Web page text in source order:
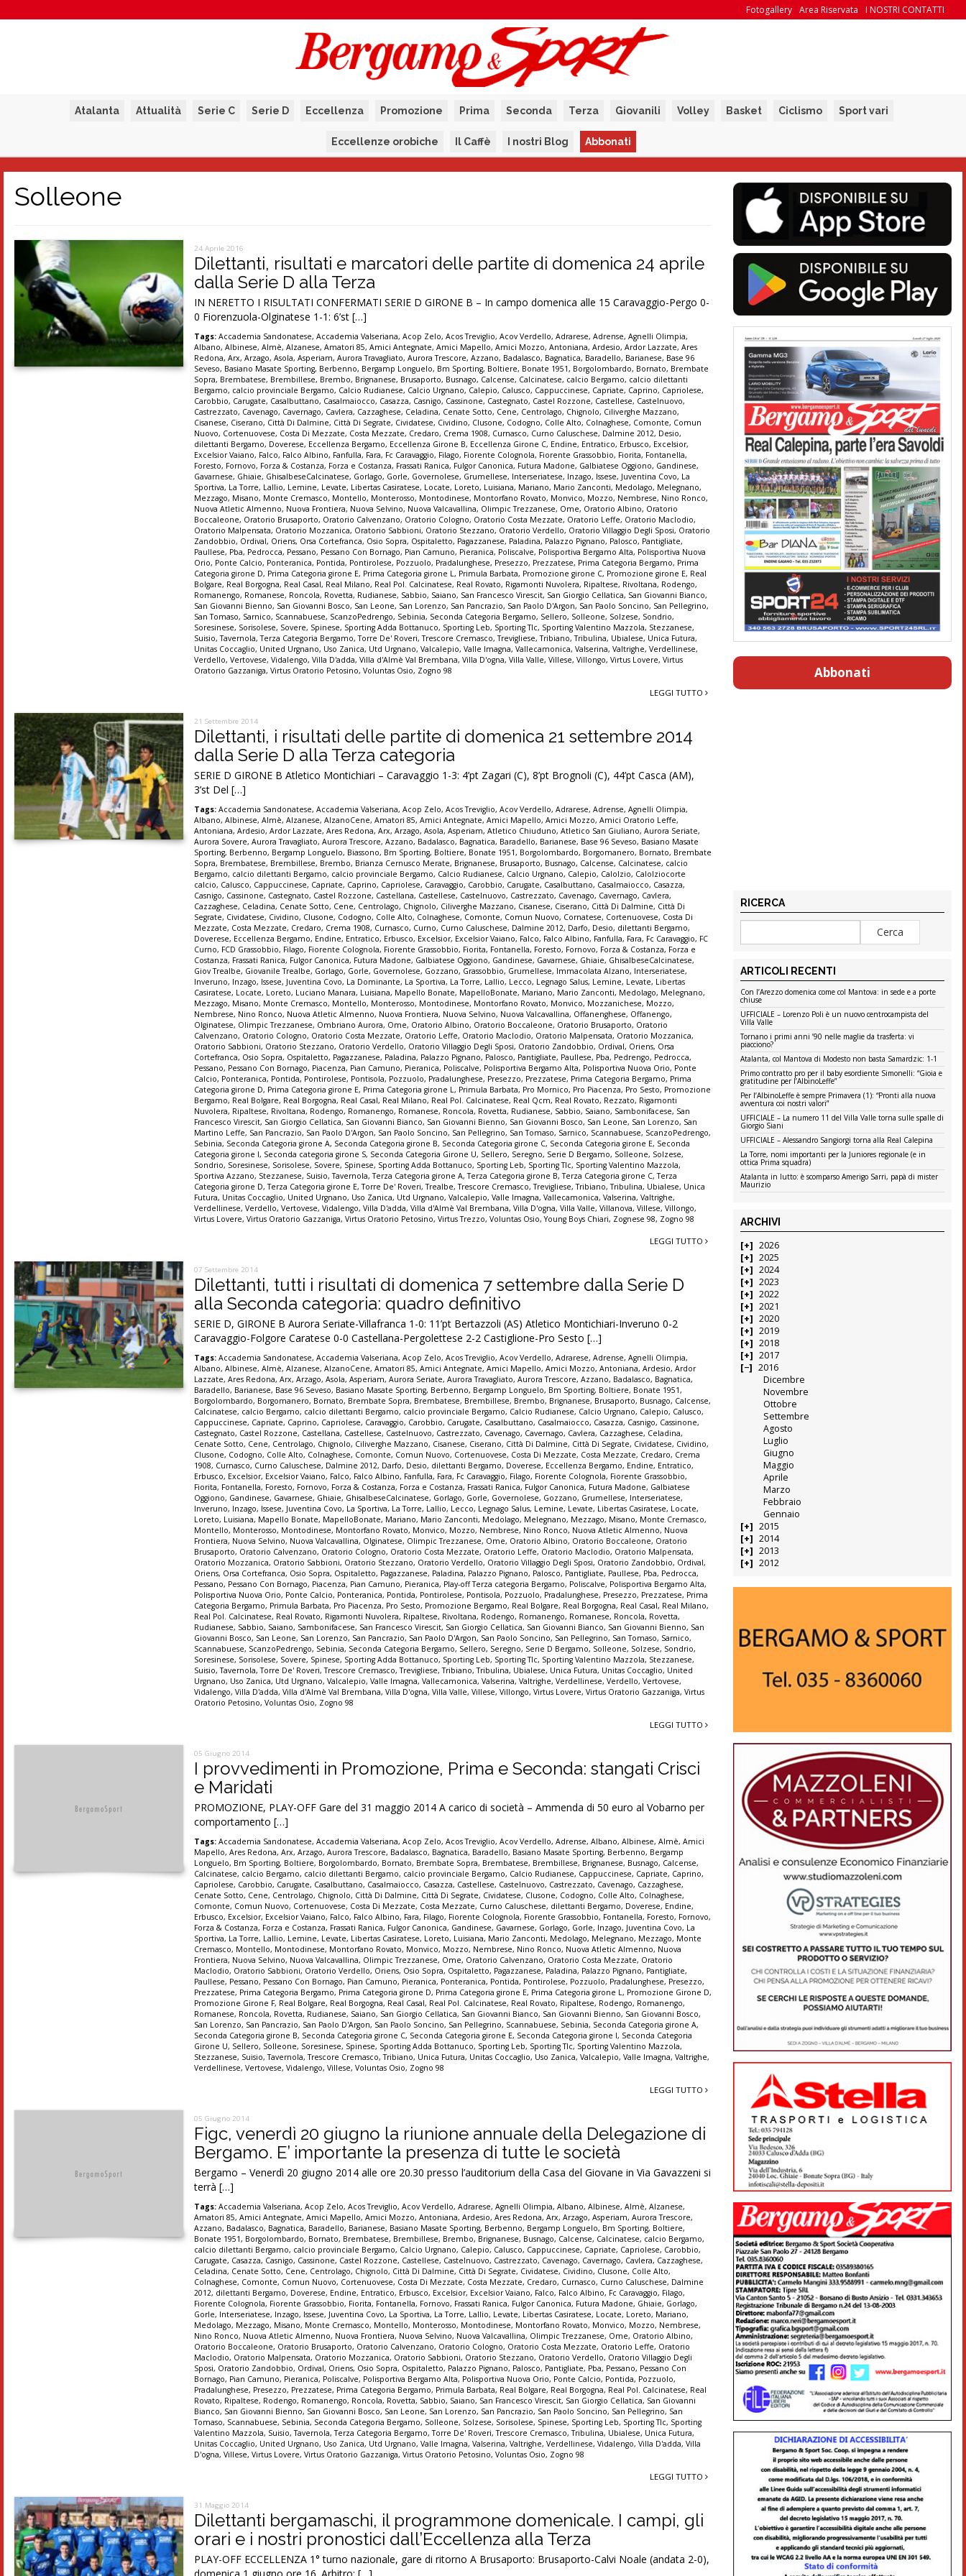
I NOSTRI CONTATTI
Area Riservata
Fotogallery
Atalanta Attualità Serie C Serie D Eccellenza Promozione Prima Seconda Terza Giovanili Volley Basket Ciclismo Sport vari
Eccellenze orobiche Il Caffè I nostri Blog Abbonati
Solleone
24 Aprile 2016
Dilettanti, risultati e marcatori delle partite di domenica 24 aprile
dalla Serie D alla Terza
IN NERETTO I RISULTATI CONFERMATI SERIE D GIRONE B – In campo domenica alle 15 Caravaggio-Pergo 0-
0 Fiorenzuola-Olginatese 1-1: 6’st […]
Tags: Accademia Sandonatese,Accademia Valseriana,Acop Zelo,Acos Treviglio,Acov Verdello,Adrarese,Adrense,Agnelli Olimpia,
Albano,Albinese,Almè,Alzanese,Amatori 85,Amici Antegnate,Amici Mapello,Amici Mozzo,Antoniana,Ardesio,Ardor Lazzate,Ares
Redona,Arx,Arzago,Asola,Asperiam,Aurora Travagliato,Aurora Trescore,Azzano, Badalasco, Bagnatica, Baradello, Barianese, Base 96
Seveso, Basiano Masate Sporting, Berbenno, Bergamp Longuelo, Bm Sporting, Boltiere, Bonate 1951, Borgolombardo, Bornato, Brembate
Sopra, Brembatese, Brembillese, Brembo, Brignanese, Brusaporto, Busnago, Calcense, Calcinatese, calcio Bergamo, calcio dilettanti
Bergamo, calcio provinciale Bergamo, Calcio Rudianese, Calcio Urgnano, Calepio, Calusco, Cappuccinese, Capriate, Caprino, Capriolese,
Carobbio, Carugate, Casalbuttano, Casalmaiocco, Casazza, Casnigo, Cassinone, Castegnato, Castel Rozzone, Castellese, Castelnuovo,
Castrezzato, Cavenago, Cavernago, Cavlera, Cazzaghese, Celadina, Cenate Sotto, Cene, Centrolago, Chignolo, Ciliverghe Mazzano,
Cisanese, Ciserano, Città Di Dalmine, Città Di Segrate, Cividatese, Cividino, Clusone, Codogno, Colle Alto, Colnaghese, Comonte, Comun
Nuovo, Cortenuovese, Costa Di Mezzate, Costa Mezzate, Credaro, Crema 1908, Curnasco, Curno Caluschese, Dalmine 2012, Desio,
dilettanti Bergamo, Doverese, Eccellenza Bergamo, Eccellenza Girone B, Eccellenza Girone C, Endine, Entratico, Erbusco, Excelsior,
Excelsior Vaiano, Falco, Falco Albino, Fanfulla, Fara, Fc Caravaggio, Filago, Fiorente Colognola, Fiorente Grassobbio, Fiorita, Fontanella,
Foresto, Fornovo, Forza & Costanza, Forza e Costanza, Frassati Ranica, Fulgor Canonica, Futura Madone, Galbiatese Oggiono, Gandinese,
Gavarnese, Ghiaie, GhisalbeseCalcinatese, Gorlago, Gorle, Governolese, Grumellese, Interseriatese, Inzago, Issese, Juventina Covo, La
Sportiva, La Torre, Lallio, Lemine, Levate, Libertas Casiratese, Locate, Loreto, Luisiana, Mariano, Mario Zanconti, Medolago, Melegnano,
Mezzago, Misano, Monte Cremasco, Montello, Monterosso, Montodinese, Montorfano Rovato, Monvico, Mozzo, Nembrese, Nino Ronco,
Nuova Atletic Almenno, Nuova Frontiera, Nuova Selvino, Nuova Valcavallina, Olimpic Trezzanese, Ome, Oratorio Albino, Oratorio
Boccaleone, Oratorio Brusaporto, Oratorio Calvenzano, Oratorio Cologno, Oratorio Costa Mezzate, Oratorio Leffe, Oratorio Maclodio,
Oratorio Malpensata, Oratorio Mozzanica, Oratorio Sabbioni, Oratorio Stezzano, Oratorio Verdello, Oratorio Villaggio Degli Sposi, Oratorio
Zandobbio, Ordival, Oriens, Orsa Cortefranca, Osio Sopra, Ospitaletto, Pagazzanese, Paladina, Palazzo Pignano, Palosco, Pantigliate,
Paullese, Pba, Pedrocca, Pessano, Pessano Con Bornago, Pian Camuno, Pieranica, Poliscalve, Polisportiva Bergamo Alta, Polisportiva Nuova
Orio, Ponte Calcio, Ponteranica, Pontida, Pontirolese, Pozzuolo, Pradalunghese, Presezzo, Prezzatese, Prima Categoria Bergamo, Prima
Categoria girone D, Prima Categoria girone E, Prima Categoria girone L, Primula Barbata, Promozione girone C, Promozione girone E, Real
Bolgare, Real Borgogna, Real Casal, Real Milano, Real Pol. Calcinatese, Real Rovato, Rigamonti Nuvolera, Ripaltese, Rivoltana, Rodengo,
Romanengo, Romanese, Roncola, Rovetta, Rudianese, Sabbio, Saiano, San Francesco Virescit, San Giorgio Cellatica, San Giovanni Bianco,
San Giovanni Bienno, San Giovanni Bosco, San Leone, San Lorenzo, San Pancrazio, San Paolo D'Argon, San Paolo Soncino, San Pellegrino,
San Tomaso, Sarnico, Scannabuese, ScanzoPedrengo, Sebinia, Seconda Categoria Bergamo, Sellero, Solleone, Solzese, Sondrio,
Soresinese, Sorisolese, Sovere, Spinese, Sporting Adda Bottanuco, Sporting Leb, Sporting Tlc, Sporting Valentino Mazzola, Stezzanese,
Suisio,Tavernola,Terza Categoria Bergamo,Torre De' Roveri,Trescore Cremasco,Trevigliese,Tribiano,Tribulina, Ubialese, Unica Futura,
Unitas Coccaglio, United Urgnano, Uso Zanica, Utd Urgnano,Valcalepio,Valle Imagna,Vallecamonica,Valserina,Valtrighe,Verdellinese,
Verdello,Vertovese,Vidalengo,Villa D'adda,Villa d'Almè Val Brembana,Villa D'ogna,Villa Valle,Villese,Villongo,Virtus Lovere,Virtus
Oratorio Gazzaniga,Virtus Oratorio Petosino,Voluntas Osio, Zogno 98
LEGGI TUTTO
21 Settembre 2014
Dilettanti, i risultati delle partite di domenica 21 settembre 2014
dalla Serie D alla Terza categoria
SERIE D GIRONE B Atletico Montichiari – Caravaggio 1-3: 4’pt Zagari (C), 8’pt Brognoli (C), 44’pt Casca (AM),
3’st Del […]
Tags: Accademia Sandonatese,Accademia Valseriana,Acop Zelo,Acos Treviglio,Acov Verdello,Adrarese,Adrense,Agnelli Olimpia,
Albano,Albinese,Almè,Alzanese,AlzanoCene,Amatori 85,Amici Antegnate,Amici Mapello,Amici Mozzo,Amici Oratorio Leffe,
Antoniana,Ardesio,Ardor Lazzate,Ares Redona,Arx,Arzago,Asola,Asperiam,Atletico Chiuduno,Atletico San Giuliano,Aurora Seriate,
Aurora Sovere,Aurora Travagliato,Aurora Trescore,Azzano, Badalasco, Bagnatica, Baradello, Barianese, Base 96 Seveso, Basiano Masate
Sporting, Berbenno, Bergamp Longuelo, Biassono, Bm Sporting, Boltiere, Bonate 1951, Borgolombardo, Borgomanero, Bornato, Brembate
Sopra, Brembatese, Brembillese, Brembo, Brianza Cernusco Merate, Brignanese, Brusaporto, Busnago, Calcense, Calcinatese, calcio
Bergamo, calcio dilettanti Bergamo, calcio provinciale Bergamo, Calcio Rudianese, Calcio Urgnano, Calepio, Calolzio, Calolziocorte
calcio, Calusco, Cappuccinese, Capriate, Caprino, Capriolese, Caravaggio, Carobbio, Carugate, Casalbuttano, Casalmaiocco, Casazza,
Casnigo, Cassinone, Castegnato, Castel Rozzone, Castellana, Castellese, Castelnuovo, Castrezzato, Cavenago, Cavernago, Cavlera,
Cazzaghese, Celadina, Cenate Sotto, Cene, Centrolago, Chignolo, Ciliverghe Mazzano, Cisanese, Ciserano, Città Di Dalmine, Città Di
Segrate, Cividatese, Cividino, Clusone, Codogno, Colle Alto, Colnaghese, Comonte, Comun Nuovo, Cornatese, Cortenuovese, Costa Di
Mezzate, Costa Mezzate, Credaro, Crema 1908, Curnasco, Curno, Curno Caluschese, Dalmine 2012, Darfo, Desio, dilettanti Bergamo,
Doverese, Eccellenza Bergamo, Endine, Entratico, Erbusco, Excelsior, Excelsior Vaiano, Falco, Falco Albino, Fanfulla, Fara, Fc Caravaggio, FC
Curno, FCD Grassobbio, Filago, Fiorente Colognola, Fiorente Grassobbio, Fiorita, Fontanella, Foresto, Fornovo, Forza & Costanza, Forza e
Costanza, Frassati Ranica, Fulgor Canonica, Futura Madone, Galbiatese Oggiono, Gandinese, Gavarnese, Ghiaie, GhisalbeseCalcinatese,
Giov Trealbe, Giovanile Trealbe, Gorlago, Gorle, Governolese, Gozzano, Grassobbio, Grumellese, Immacolata Alzano, Interseriatese,
Inveruno, Inzago, Issese, Juventina Covo, La Dominante, La Sportiva, La Torre, Lallio, Lecco, Legnago Salus, Lemine, Levate, Libertas
Casiratese, Locate, Loreto, Luciano Manara, Luisiana, Mapello Bonate, MapelloBonate, Mariano, Mario Zanconti, Medolago, Melegnano,
Mezzago, Misano, Monte Cremasco, Montello, Monterosso, Montodinese, Montorfano Rovato, Monvico, Mozzanichese, Mozzo,
Nembrese, Nino Ronco, Nuova Atletic Almenno, Nuova Frontiera, Nuova Selvino, Nuova Valcavallina, Offanenghese, Offanengo,
Olginatese, Olimpic Trezzanese, Ombriano Aurora, Ome, Oratorio Albino, Oratorio Boccaleone, Oratorio Brusaporto, Oratorio
Calvenzano, Oratorio Cologno, Oratorio Costa Mezzate, Oratorio Leffe, Oratorio Maclodio, Oratorio Malpensata, Oratorio Mozzanica,
Oratorio Sabbioni, Oratorio Stezzano, Oratorio Verdello, Oratorio Villaggio Degli Sposi, Oratorio Zandobbio, Ordival, Oriens, Orsa
Cortefranca, Osio Sopra, Ospitaletto, Pagazzanese, Paladina, Palazzo Pignano, Palosco, Pantigliate, Paullese, Pba, Pedrengo, Pedrocca,
Pessano, Pessano Con Bornago, Piacenza, Pian Camuno, Pieranica, Poliscalve, Polisportiva Bergamo Alta, Polisportiva Nuova Orio, Ponte
Calcio, Ponteranica, Pontida, Pontirolese, Pontisola, Pozzuolo, Pradalunghese, Presezzo, Prezzatese, Prima Categoria Bergamo, Prima
Categoria girone D, Prima Categoria girone E, Prima Categoria girone L, Primula Barbata, Pro Mornico, Pro Piacenza, Pro Sesto, Promozione
Bergamo, Real Bolgare, Real Borgogna, Real Casal, Real Milano, Real Pol. Calcinatese, Real Qcm, Real Rovato, Rezzato, Rigamonti
Nuvolera, Ripaltese, Rivoltana, Rodengo, Romanengo, Romanese, Roncola, Rovetta, Rudianese, Sabbio, Saiano, Sambonifacese, San
Francesco Virescit, San Giorgio Cellatica, San Giovanni Bianco, San Giovanni Bienno, San Giovanni Bosco, San Leone, San Lorenzo, San
Martino Leffe, San Pancrazio, San Paolo D'Argon, San Paolo Soncino, San Pellegrino, San Tomaso, Sarnico, Scannabuese, ScanzoPedrengo,
Sebinia, Seconda Categoria girone A, Seconda Categoria girone B, Seconda Categoria girone C, Seconda Categoria girone E, Seconda
Categoria girone I, Seconda categoria girone S, Seconda Categoria Girone U, Sellero, Seregno, Serie D Bergamo, Solleone, Solzese,
Sondrio, Soresinese, Sorisolese, Sovere, Spinese, Sporting Adda Bottanuco, Sporting Leb, Sporting Tlc, Sporting Valentino Mazzola,
Sportiva Azzano, Stezzanese, Suisio,Tavernola,Terza Categoria girone A,Terza Categoria girone B,Terza Categoria girone C,Terza
Categoria girone D,Terza Categoria girone E,Torre De' Roveri,Trealbe,Trescore Cremasco,Trevigliese,Tribiano,Tribulina, Ubialese, Unica
Futura, Unitas Coccaglio, United Urgnano, Uso Zanica, Utd Urgnano,Valcalepio,Valle Imagna,Vallecamonica,Valserina,Valtrighe,
Verdellinese,Verdello,Vertovese,Vidalengo,Villa D'adda,Villa d'Almè Val Brembana,Villa D'ogna,Villa Valle,Villanova,Villese,Villongo,
Virtus Lovere,Virtus Oratorio Gazzaniga,Virtus Oratorio Petosino,Virtus Trezzo,Voluntas Osio,Young Boys Chiari, Zognese 98, Zogno 98
LEGGI TUTTO
07 Settembre 2014
Dilettanti, tutti i risultati di domenica 7 settembre dalla Serie D
alla Seconda categoria: quadro definitivo
SERIE D, GIRONE B Aurora Seriate-Villafranca 1-0: 11’pt Bertazzoli (AS) Atletico Montichiari-Inveruno 0-2
Caravaggio-Folgore Caratese 0-0 Castellana-Pergolettese 2-2 Castiglione-Pro Sesto […]
Tags: Accademia Sandonatese,Accademia Valseriana,Acop Zelo,Acos Treviglio,Acov Verdello,Adrarese,Adrense,Agnelli Olimpia,
Albano,Albinese,Almè,Alzanese,AlzanoCene,Amatori 85,Amici Antegnate,Amici Mapello,Amici Mozzo,Antoniana,Ardesio,Ardor
Lazzate,Ares Redona,Arx,Arzago,Asola,Asperiam,Aurora Seriate,Aurora Travagliato,Aurora Trescore,Azzano, Badalasco, Bagnatica,
Baradello, Barianese, Base 96 Seveso, Basiano Masate Sporting, Berbenno, Bergamp Longuelo, Bm Sporting, Boltiere, Bonate 1951,
Borgolombardo, Borgomanero, Bornato, Brembate Sopra, Brembatese, Brembillese, Brembo, Brignanese, Brusaporto, Busnago, Calcense,
Calcinatese, calcio Bergamo, calcio dilettanti Bergamo, calcio provinciale Bergamo, Calcio Rudianese, Calcio Urgnano, Calepio, Calusco,
Cappuccinese, Capriate, Caprino, Capriolese, Caravaggio, Carobbio, Carugate, Casalbuttano, Casalmaiocco, Casazza, Casnigo, Cassinone,
Castegnato, Castel Rozzone, Castellana, Castellese, Castelnuovo, Castrezzato, Cavenago, Cavernago, Cavlera, Cazzaghese, Celadina,
Cenate Sotto, Cene, Centrolago, Chignolo, Ciliverghe Mazzano, Cisanese, Ciserano, Città Di Dalmine, Città Di Segrate, Cividatese, Cividino,
Clusone, Codogno, Colle Alto, Colnaghese, Comonte, Comun Nuovo, Cortenuovese, Costa Di Mezzate, Costa Mezzate, Credaro, Crema
1908, Curnasco, Curno Caluschese, Dalmine 2012, Darfo, Desio, dilettanti Bergamo, Doverese, Eccellenza Bergamo, Endine, Entratico,
Erbusco, Excelsior, Excelsior Vaiano, Falco, Falco Albino, Fanfulla, Fara, Fc Caravaggio, Filago, Fiorente Colognola, Fiorente Grassobbio,
Fiorita, Fontanella, Foresto, Fornovo, Forza & Costanza, Forza e Costanza, Frassati Ranica, Fulgor Canonica, Futura Madone, Galbiatese
Oggiono, Gandinese, Gavarnese, Ghiaie, GhisalbeseCalcinatese, Gorlago, Gorle, Governolese, Gozzano, Grumellese, Interseriatese,
Inveruno, Inzago, Issese, Juventina Covo, La Sportiva, La Torre, Lallio, Lecco, Legnago Salus, Lemine, Levate, Libertas Casiratese, Locate,
Loreto, Luisiana, Mapello Bonate, MapelloBonate, Mariano, Mario Zanconti, Medolago, Melegnano, Mezzago, Misano, Monte Cremasco,
Montello, Monterosso, Montodinese, Montorfano Rovato, Monvico, Mozzo, Nembrese, Nino Ronco, Nuova Atletic Almenno, Nuova
Frontiera, Nuova Selvino, Nuova Valcavallina, Olginatese, Olimpic Trezzanese, Ome, Oratorio Albino, Oratorio Boccaleone, Oratorio
Brusaporto, Oratorio Calvenzano, Oratorio Cologno, Oratorio Costa Mezzate, Oratorio Leffe, Oratorio Maclodio, Oratorio Malpensata,
Oratorio Mozzanica, Oratorio Sabbioni, Oratorio Stezzano, Oratorio Verdello, Oratorio Villaggio Degli Sposi, Oratorio Zandobbio, Ordival,
Oriens, Orsa Cortefranca, Osio Sopra, Ospitaletto, Pagazzanese, Paladina, Palazzo Pignano, Palosco, Pantigliate, Paullese, Pba, Pedrocca,
Pessano, Pessano Con Bornago, Piacenza, Pian Camuno, Pieranica, Play-off Terza categoria Bergamo, Poliscalve, Polisportiva Bergamo Alta,
Polisportiva Nuova Orio, Ponte Calcio, Ponteranica, Pontida, Pontirolese, Pontisola, Pozzuolo, Pradalunghese, Presezzo, Prezzatese, Prima
Categoria Bergamo, Primula Barbata, Pro Piacenza, Pro Sesto, Promozione Bergamo, Real Bolgare, Real Borgogna, Real Casal, Real Milano,
Real Pol. Calcinatese, Real Rovato, Rigamonti Nuvolera, Ripaltese, Rivoltana, Rodengo, Romanengo, Romanese, Roncola, Rovetta,
Rudianese, Sabbio, Saiano, Sambonifacese, San Francesco Virescit, San Giorgio Cellatica, San Giovanni Bianco, San Giovanni Bienno, San
Giovanni Bosco, San Leone, San Lorenzo, San Pancrazio, San Paolo D'Argon, San Paolo Soncino, San Pellegrino, San Tomaso, Sarnico,
Scannabuese, ScanzoPedrengo, Sebinia, Seconda Categoria Bergamo, Sellero, Seregno, Serie D Bergamo, Solleone, Solzese, Sondrio,
Soresinese, Sorisolese, Sovere, Spinese, Sporting Adda Bottanuco, Sporting Leb, Sporting Tlc, Sporting Valentino Mazzola, Stezzanese,
Suisio,Tavernola,Torre De' Roveri,Trescore Cremasco,Trevigliese,Tribiano,Tribulina, Ubialese, Unica Futura, Unitas Coccaglio, United
Urgnano, Uso Zanica, Utd Urgnano,Valcalepio,Valle Imagna,Vallecamonica,Valserina,Valtrighe,Verdellinese,Verdello,Vertovese,
Vidalengo,Villa D'adda,Villa d'Almè Val Brembana,Villa D'ogna,Villa Valle,Villese,Villongo,Virtus Lovere,Virtus Oratorio Gazzaniga,Virtus
Oratorio Petosino,Voluntas Osio, Zogno 98
LEGGI TUTTO
05 Giugno 2014
I provvedimenti in Promozione, Prima e Seconda: stangati Crisci
e Maridati
PROMOZIONE, PLAY-OFF Gare del 31 maggio 2014 A carico di società – Ammenda di 50 euro al Vobarno per
comportamento […]
Tags: Accademia Sandonatese,Accademia Valseriana,Acop Zelo,Acos Treviglio,Acov Verdello,Adrense,Albano,Albinese,Almè,Amici
Mapello,Ares Redona,Arx,Arzago,Aurora Trescore, Badalasco, Bagnatica, Baradello, Basiano Masate Sporting, Berbenno, Bergamp
Longuelo, Bm Sporting, Boltiere, Borgolombardo, Bornato, Brembate Sopra, Brembatese, Brembillese, Brignanese, Busnago, Calcense,
Calcinatese, calcio Bergamo, calcio dilettanti Bergamo, calcio provinciale Bergamo, Calcio Rudianese, Cappuccinese, Capriate, Caprino,
Capriolese, Carobbio, Carugate, Casalbuttano, Casalmaiocco, Casazza, Castellese, Castelnuovo, Castrezzato, Cavenago, Cazzaghese,
Cenate Sotto, Cene, Centrolago, Chignolo, Città Di Dalmine, Città Di Segrate, Cividatese, Clusone, Codogno, Colle Alto, Colnaghese,
Comonte, Comun Nuovo, Cortenuovese, Costa Di Mezzate, Costa Mezzate, Curno Caluschese, dilettanti Bergamo, Doverese, Endine,
Erbusco, Excelsior, Excelsior Vaiano, Falco, Falco Albino, Fara, Filago, Fiorente Colognola, Fiorente Grassobbio, Fontanella, Foresto, Fornovo,
Forza & Costanza, Forza e Costanza, Frassati Ranica, Fulgor Canonica, Gandinese, Gavarnese, Gorlago, Gorle, Inzago, Juventina Covo, La
Sportiva, La Torre, Lallio, Lemine, Levate, Libertas Casiratese, Loreto, Luisiana, Mario Zanconti, Medolago, Melegnano, Mezzago, Monte
Cremasco, Montello, Montodinese, Montorfano Rovato, Monvico, Mozzo, Nembrese, Nino Ronco, Nuova Atletic Almenno, Nuova
Frontiera, Nuova Selvino, Nuova Valcavallina, Olimpic Trezzanese, Ome, Oratorio Calvenzano, Oratorio Costa Mezzate, Oratorio
Maclodio, Oratorio Sabbioni, Oratorio Verdello, Oriens, Osio Sopra, Ospitaletto, Pagazzanese, Paladina, Palazzo Pignano, Pantigliate,
Paullese, Pessano, Pessano Con Bornago, Pian Camuno, Pieranica, Ponteranica, Pontida, Pontirolese, Pozzuolo, Pradalunghese, Presezzo,
Prezzatese, Prima Categoria Bergamo, Prima Categoria girone D, Prima Categoria girone E, Prima Categoria girone L, Promozione Girone D,
Promozione Girone F, Real Bolgare, Real Borgogna, Real Casal, Real Pol. Calcinatese, Real Rovato, Ripaltese, Rodengo, Romanengo,
Romanese, Roncola, Rovetta, Rudianese, Saiano, San Giorgio Cellatica, San Giovanni Bianco, San Giovanni Bienno, San Giovanni Bosco,
San Lorenzo, San Pancrazio, San Paolo D'Argon, San Paolo Soncino, San Pellegrino, Scannabuese, Sebinia, Seconda Categoria girone A,
Seconda Categoria girone B, Seconda Categoria girone C, Seconda Categoria girone E, Seconda Categoria girone I, Seconda Categoria
Girone U, Sellero, Solleone, Soresinese, Spinese, Sporting Adda Bottanuco, Sporting Leb, Sporting Tlc, Sporting Valentino Mazzola,
Stezzanese, Suisio,Tavernola,Trescore Cremasco,Tribiano, Unica Futura, Unitas Coccaglio, Uso Zanica,Valcalepio,Valle Imagna,Valtrighe,
Verdellinese,Vertovese,Vidalengo,Villese,Voluntas Osio, Zogno 98
LEGGI TUTTO
05 Giugno 2014
Figc, venerdì 20 giugno la riunione annuale della Delegazione di
Bergamo. E’ importante la presenza di tutte le società
Bergamo – Venerdì 20 giugno 2014 alle ore 20.30 presso l’auditorium della Casa del Giovane in Via Gavazzeni si
terrà […]
Tags: Accademia Valseriana,Acop Zelo,Acos Treviglio,Acov Verdello,Adrarese,Agnelli Olimpia,Albano,Albinese,Almè,Alzanese,
Amatori 85,Amici Antegnate,Amici Mapello,Amici Mozzo,Antoniana,Ardesio,Ares Redona,Arx,Arzago,Asperiam,Aurora Trescore,
Azzano, Badalasco, Bagnatica, Baradello, Barianese, Basiano Masate Sporting, Berbenno, Bergamp Longuelo, Bm Sporting, Boltiere,
Bonate 1951, Borgolombardo, Bornato, Brembatese, Brembillese, Brembo, Brignanese, Busnago, Calcense, Calcinatese, calcio Bergamo,
calcio dilettanti Bergamo, calcio provinciale Bergamo, Calcio Urgnano, Calepio, Calusco, Cappuccinese, Capriate, Capriolese, Carobbio,
Carugate, Casazza, Casnigo, Cassinone, Castel Rozzone, Castellese, Castelnuovo, Castrezzato, Cavenago, Cavernago, Cavlera, Cazzaghese,
Celadina, Cenate Sotto, Cene, Centrolago, Chignolo, Città Di Dalmine, Città Di Segrate, Cividatese, Cividino, Clusone, Colle Alto,
Colnaghese, Comonte, Comun Nuovo, Cortenuovese, Costa Di Mezzate, Costa Mezzate, Credaro, Curnasco, Curno Caluschese, Dalmine
2012, dilettanti Bergamo, Doverese, Endine, Entratico, Erbusco, Excelsior, Excelsior Vaiano, Falco, Falco Albino, Fc Caravaggio, Filago,
Fiorente Colognola, Fiorente Grassobbio, Fiorita, Fontanella, Fornovo, Frassati Ranica, Fulgor Canonica, Futura Madone, Ghiaie, Gorlago,
Gorle, Interseriatese, Inzago, Issese, Juventina Covo, La Sportiva, La Torre, Lallio, Levate, Libertas Casiratese, Locate, Loreto, Mariano,
Medolago, Mezzago, Misano, Monte Cremasco, Montello, Monterosso, Montodinese, Montorfano Rovato, Monvico, Mozzo, Nembrese,
Nino Ronco, Nuova Atletic Almenno, Nuova Frontiera, Nuova Selvino, Nuova Valcavallina, Olimpic Trezzanese, Ome, Oratorio Albino,
Oratorio Boccaleone, Oratorio Brusaporto, Oratorio Calvenzano, Oratorio Cologno, Oratorio Costa Mezzate, Oratorio Leffe, Oratorio
Maclodio, Oratorio Malpensata, Oratorio Mozzanica, Oratorio Sabbioni, Oratorio Stezzano, Oratorio Verdello, Oratorio Villaggio Degli
Sposi, Oratorio Zandobbio, Ordival, Oriens, Osio Sopra, Ospitaletto, Palazzo Pignano, Palosco, Pantigliate, Pba, Pessano, Pessano Con
Bornago, Pian Camuno, Pieranica, Poliscalve, Polisportiva Bergamo Alta, Polisportiva Nuova Orio, Ponte Calcio, Pontida, Pozzuolo,
Pradalunghese, Presezzo, Prezzatese, Prima Categoria Bergamo, Primula Barbata, Real Bolgare, Real Borgogna, Real Pol. Calcinatese, Real
Rovato, Ripaltese, Rodengo, Romanengo, Roncola, Rovetta, Sabbio, Saiano, San Francesco Virescit, San Giorgio Cellatica, San Giovanni
Bianco, San Giovanni Bienno, San Giovanni Bosco, San Leone, San Lorenzo, San Pancrazio, San Paolo Soncino, San Pellegrino, San
Tomaso, Scannabuese, Sebinia, Seconda Categoria Bergamo, Solleone, Solzese, Sorisolese, Spinese, Sporting Leb, Sporting Tlc, Sporting
Valentino Mazzola, Suisio,Tavernola,Terza Categoria Bergamo,Torre De' Roveri,Trescore Cremasco,Tribulina, Ubialese, Unica Futura,
Unitas Coccaglio, United Urgnano, Uso Zanica, Utd Urgnano,Valle Imagna,Valserina,Valtrighe,Verdellinese,Vidalengo,Villa D'adda,Villa
D'ogna,Villese,Virtus Lovere,Virtus Oratorio Gazzaniga,Virtus Oratorio Petosino,Voluntas Osio, Zogno 98
LEGGI TUTTO
31 Maggio 2014
Dilettanti bergamaschi, il programmone domenicale. I campi, gli
orari e i nostri pronostici dall’Eccellenza alla Terza
PLAY-OFF ECCELLENZA 1° turno nazionale, gare di ritorno A Brusaporto: Brusaporto-Calvi Noale (andata 2-0),
Abbonati
RICERCA
ARTICOLI RECENTI
Con l’Arezzo domenica come col Mantova: in sede e a porte
chiuse
UFFICIALE – Lorenzo Poli è un nuovo centrocampista del
Villa Valle
Tornano i primi anni ’90 nelle maglie da trasferta: vi
piacciono?
Atalanta, col Mantova di Modesto non basta Samardzic: 1-1
Primo contratto pro per il baby esordiente Simonelli: “Gioia e
gratitudine per l’AlbinoLeffe”
Per l’AlbinoLeffe è sempre Primavera (1): “Pronti alla nuova
avventura coi nostri valori”
UFFICIALE – La numero 11 del Villa Valle torna sulle spalle di
Giorgio Siani
UFFICIALE – Alessandro Sangiorgi torna alla Real Calepina
La Torre, nomi importanti per la Juniores regionale (e in
ottica Prima squadra)
Atalanta in lutto: è scomparso Amerigo Sarri, papà di mister
Maurizio
ARCHIVI
2026
2025
2024
2023
2022
2021
2020
2019
2018
2017
2016
Dicembre
Novembre
Ottobre
Settembre
Agosto
Luglio
Giugno
Maggio
Aprile
Marzo
Febbraio
Gennaio
2015
2014
2013
2012